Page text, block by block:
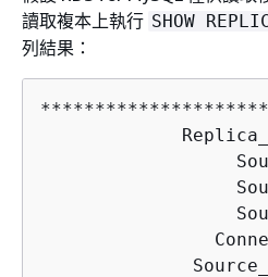
讀取複本上執行 SHOW
列結果：